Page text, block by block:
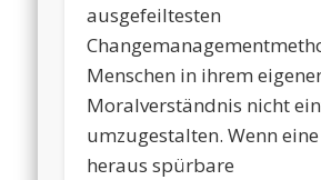
ausgefeiltesten
Menschen in ihrem
Moralverständnis nicht
umzugestalten. Wenn
heraus spürbare